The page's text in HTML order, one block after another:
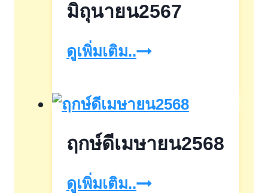
มิถุนายน2567
ดูเพิ่มเติม..ฤกษ์
เดือน
ฤกษ์ดีเมษายน2568
ดูเพิ่มเติม..ฤกษ์